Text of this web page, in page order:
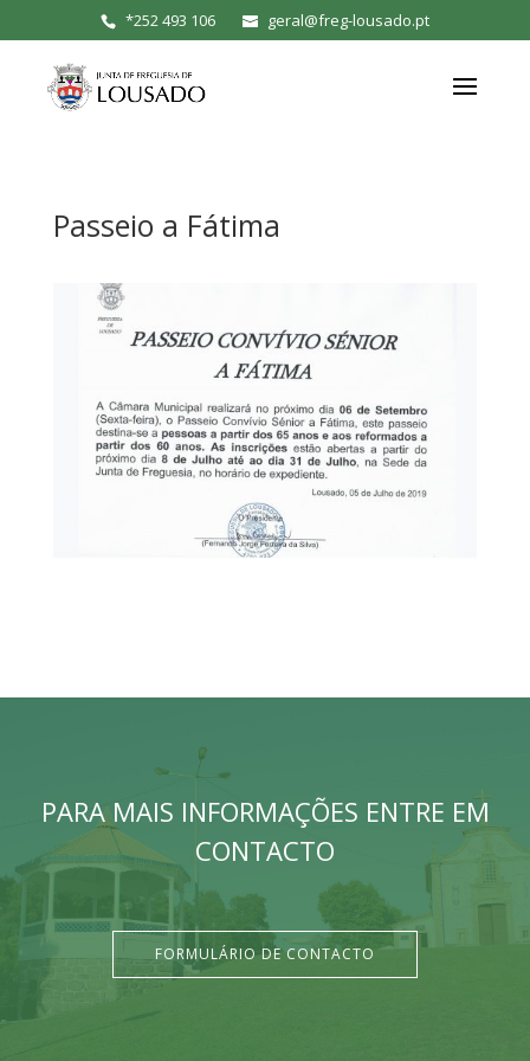
*252 493 106 geral@freg-lousado.pt
Passeio a Fátima
PARA MAIS INFORMAÇÕES ENTRE EM
CONTACTO
FORMULÁRIO DE CONTACTO